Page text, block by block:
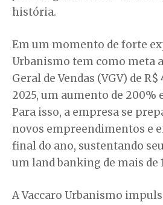
história.
Em um momento de forte
Urbanismo tem como meta
Geral de Vendas (VGV) de
2025, um aumento de 200%
Para isso, a empresa se
novos empreendimentos e
final do ano, sustentando
um land banking de mais de
A Vaccaro Urbanismo